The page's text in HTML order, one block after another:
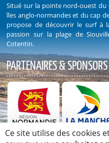
Situé sur la pointe nord-ouest du
îles anglo-normandes et du cap
propose de découvrir le surf à
passion sur la plage de
Cotentin.
PARTENAIRES & SPONSORS
Découvrez nos
Ce site utilise des cookies